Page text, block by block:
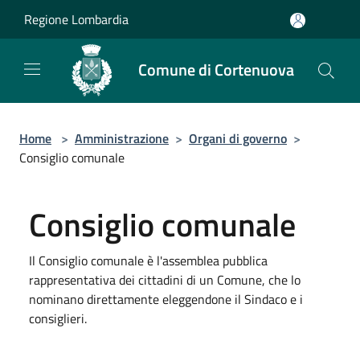
Regione Lombardia
Comune di Cortenuova
Home > Amministrazione > Organi di governo >
Consiglio comunale
Consiglio comunale
Il Consiglio comunale è l'assemblea pubblica
rappresentativa dei cittadini di un Comune, che lo
nominano direttamente eleggendone il Sindaco e i
consiglieri.